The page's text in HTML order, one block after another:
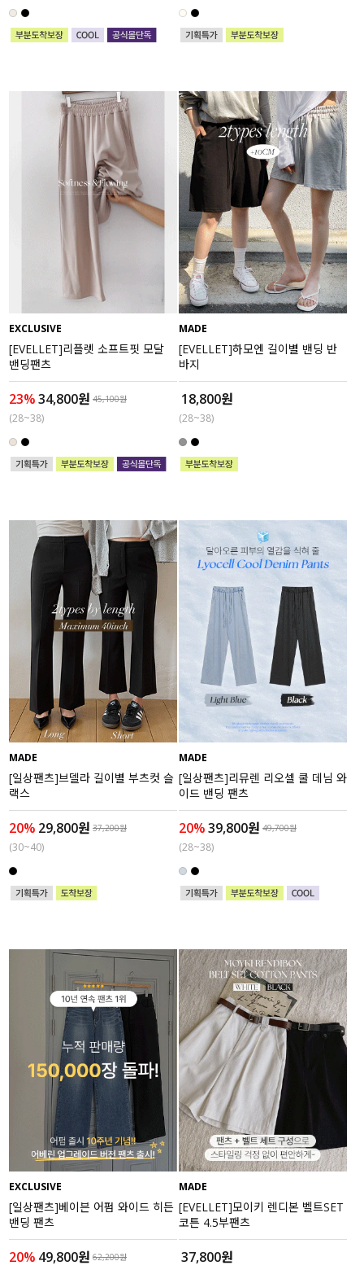
FIT ZOOM
EXCLUSIVE
[EVELLET]리플렛 소프트핏 모달
밴딩팬츠
23%34,800원 45,100원
(28~38)
MADE
[EVELLET]하모엔 길이별 밴딩 반
바지
18,800원
(28~38)
MADE
[일상팬츠]브델라 길이별 부츠컷 슬
랙스
20% 29,800원 37,200원
(30~40)
MADE
[일상팬츠]리뮤렌 리오셀 쿨 데님 와
이드 밴딩 팬츠
20%39,800원 49,700원
(28~38)
EXCLUSIVE
[일상팬츠]베이븐 어펌 와이드 히든
밴딩 팬츠
20% 49,800원 62,200원
MADE
[EVELLET]모이키 렌디본 벨트SET
코튼 4.5부팬츠
37,800원